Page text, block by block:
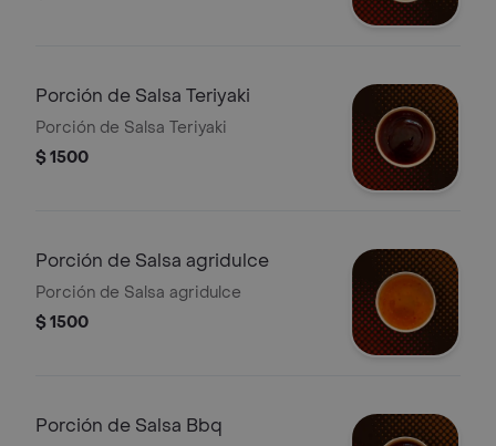
Porción de Salsa Teriyaki
Porción de Salsa Teriyaki
$ 1500
Porción de Salsa agridulce
Porción de Salsa agridulce
$ 1500
Porción de Salsa Bbq